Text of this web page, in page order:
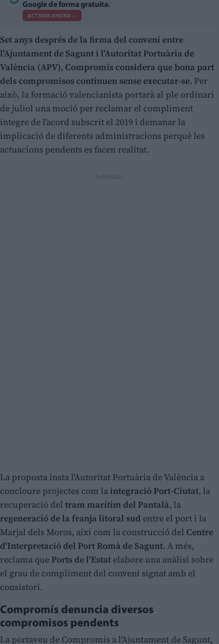
Google de forma gratuita.
ACTIVAR AHORA
Set anys després de la firma del conveni entre
l'Ajuntament de Sagunt i l'Autoritat Portuària de
València (APV), Compromís considera que bona part
dels compromisos continuen sense executar-se. Per
això, la formació valencianista portarà al ple ordinari
de juliol una moció per reclamar el compliment
íntegre de l'acord subscrit el 2019 i demanar la
implicació de diferents administracions perquè les
actuacions pendents es facen realitat.
La proposta insta l'Autoritat Portuària de València a
concloure projectes com laintegració Port-Ciutat, la
recuperació del tram marítim del Pantalà, la
regeneració de la franja litoral sud entre el port i la
Marjal dels Moros, així com la construcció del Centre
d'Interpretació del Port Romà de Sagunt. A més,
reclama que Ports de l'Estat elabore una anàlisi sobre
el grau de compliment del conveni signat amb el
consistori.
Compromís denuncia diversos
compromisos pendents
La portaveu de Compromís a l'Ajuntament de Sagunt,